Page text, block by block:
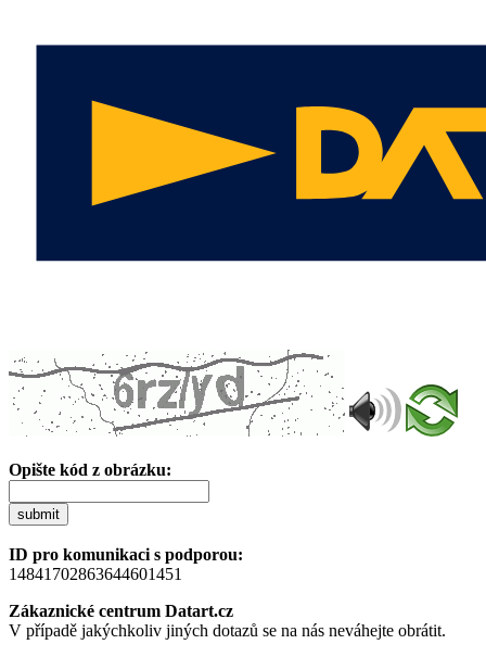
Opište kód z obrázku:
submit
ID pro komunikaci s podporou:
14841702863644601451
Zákaznické centrum Datart.cz
V případě jakýchkoliv jiných dotazů se na nás neváhejte obrátit.